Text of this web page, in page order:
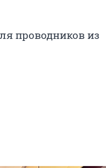
проводников из